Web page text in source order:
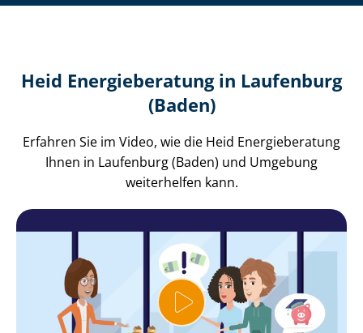
Heid Energieberatung in Laufenburg
(Baden)
Erfahren Sie im Video, wie die Heid Energieberatung
Ihnen in Laufenburg (Baden) und Umgebung
weiterhelfen kann.